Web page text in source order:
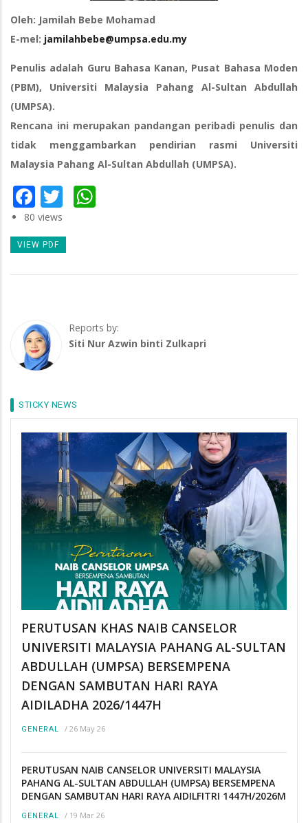
Oleh: Jamilah Bebe Mohamad
E-mel: jamilahbebe@umpsa.edu.my
Penulis adalah Guru Bahasa Kanan, Pusat Bahasa Moden
(PBM), Universiti Malaysia Pahang Al-Sultan Abdullah
(UMPSA).
Rencana ini merupakan pandangan peribadi penulis dan
tidak menggambarkan pendirian rasmi Universiti
Malaysia Pahang Al-Sultan Abdullah (UMPSA).
Facebook
Twitter
80 views
VIEW PDF
Reports by:
Siti Nur Azwin binti Zulkapri
STICKY NEWS
PERUTUSAN KHAS NAIB CANSELOR
UNIVERSITI MALAYSIA PAHANG AL-SULTAN
ABDULLAH (UMPSA) BERSEMPENA
DENGAN SAMBUTAN HARI RAYA
AIDILADHA 2026/1447H
GENERAL / 26 May 26
PERUTUSAN NAIB CANSELOR UNIVERSITI MALAYSIA
PAHANG AL-SULTAN ABDULLAH (UMPSA) BERSEMPENA
DENGAN SAMBUTAN HARI RAYA AIDILFITRI 1447H/2026M
GENERAL / 19 Mar 26